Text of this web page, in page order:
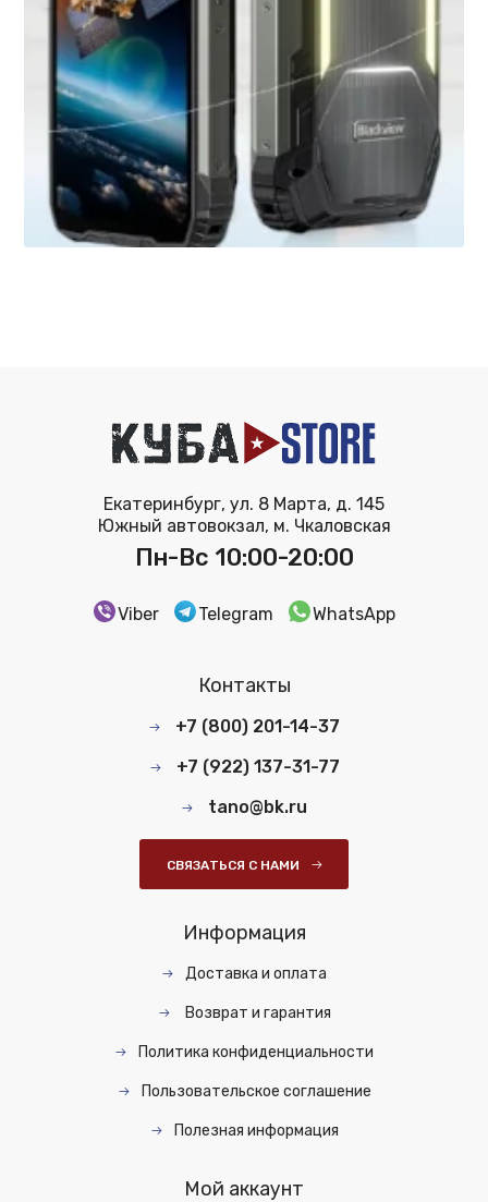
Екатеринбург, ул. 8 Марта, д. 145
Южный автовокзал, м. Чкаловская
Пн-Вс 10:00-20:00
Viber Telegram WhatsApp
Контакты
+7 (800) 201-14-37
+7 (922) 137-31-77
tano@bk.ru
СВЯЗАТЬСЯ С НАМИ
Информация
Доставка и оплата
Возврат и гарантия
Политика конфиденциальности
Пользовательское соглашение
Полезная информация
Мой аккаунт